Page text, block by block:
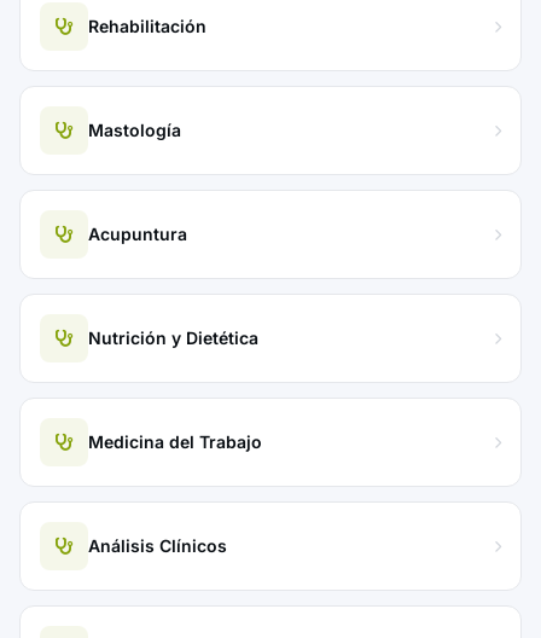
Rehabilitación
Mastología
Acupuntura
Nutrición y Dietética
Medicina del Trabajo
Análisis Clínicos